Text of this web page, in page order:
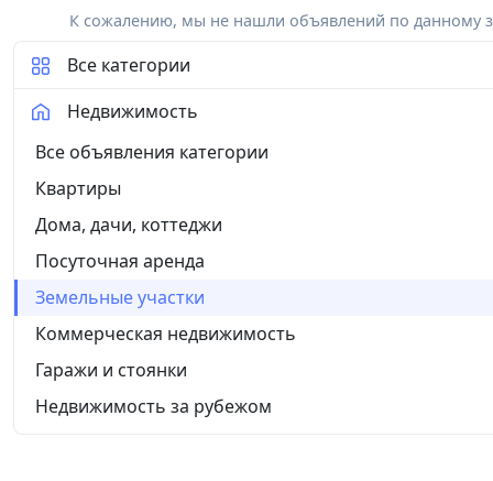
К сожалению, мы не нашли объявлений по данному
Все категории
Недвижимость
Все объявления категории
Квартиры
Дома, дачи, коттеджи
Посуточная аренда
Земельные участки
Коммерческая недвижимость
Гаражи и стоянки
Недвижимость за рубежом